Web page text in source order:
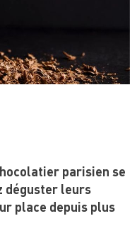
parisien se
déguster leurs
place depuis plus